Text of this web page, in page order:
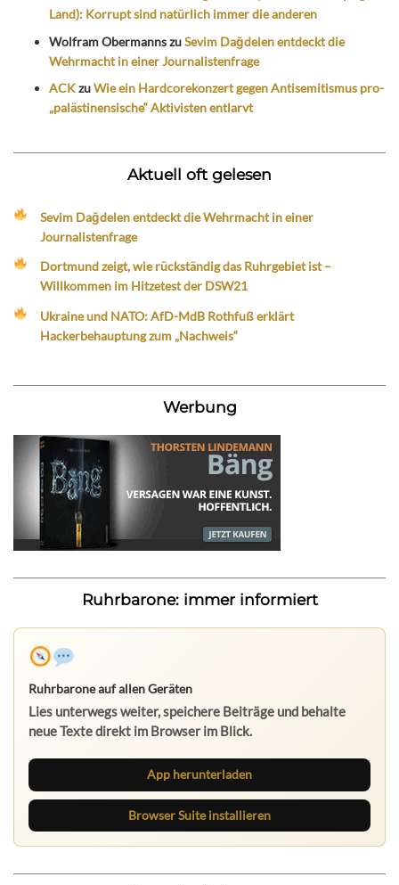
Land): Korrupt sind natürlich immer die anderen
Wolfram ObermannszuSevim Dağdelen entdeckt die
Wehrmacht in einer Journalistenfrage
ACKzuWie ein Hardcorekonzert gegen Antisemitismus pro-
„palästinensische“ Aktivisten entlarvt
Aktuell oft gelesen
Sevim Dağdelen entdeckt die Wehrmacht in einer
Journalistenfrage
Dortmund zeigt, wie rückständig das Ruhrgebiet ist –
Willkommen im Hitzetest der DSW21
Ukraine und NATO: AfD-MdB Rothfuß erklärt
Hackerbehauptung zum „Nachweis“
Werbung
Ruhrbarone: immer informiert
Ruhrbarone auf allen Geräten
Lies unterwegs weiter, speichere Beiträge und behalte
neue Texte direkt im Browser im Blick.
App herunterladen
Browser Suite installieren